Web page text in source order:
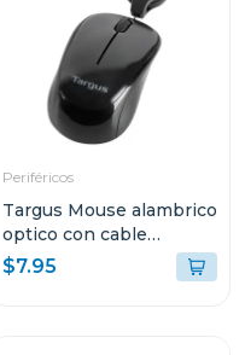
Periféricos
Targus Mouse alambrico
optico con cable
retractil amu75
$7.95